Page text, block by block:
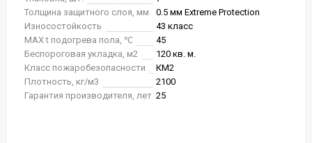
Толщина защитного слоя, мм
0.5 мм Extreme Protection
Износостойкость
43 класс
MAX t подогрева пола, ℃
45
Беспороговая укладка, м2
120 кв. м.
Класс пожаробезопасности
КМ2
Плотность, кг/м3
2100
Гарантия производителя, лет 25